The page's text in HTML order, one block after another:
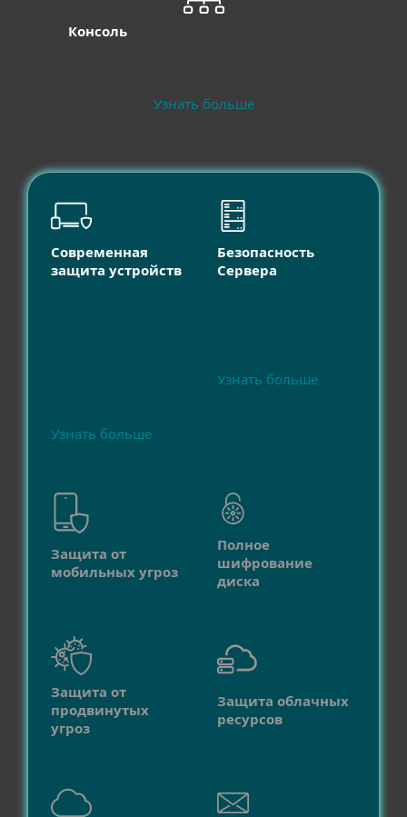
Консоль
Узнать больше
Современная
защита устройств
Узнать больше
Безопасность
Сервера
Узнать больше
Защита от
мобильных угроз
Полное
шифрование
диска
Защита от
продвинутых
угроз
Защита облачных
ресурсов